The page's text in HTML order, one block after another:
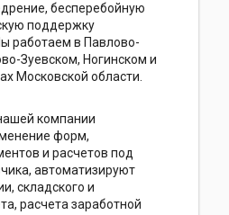
бесперебойную
поддержку
работаем в Павлово-
Зуевском, Ногинском и
Московской области.
компании
форм,
и расчетов под
автоматизируют
складского и
расчета заработной